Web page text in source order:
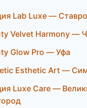
Lab Luxe —
Velvet Harmony —
Glow Pro — Уфа
Esthetic Art —
Luxe Care —